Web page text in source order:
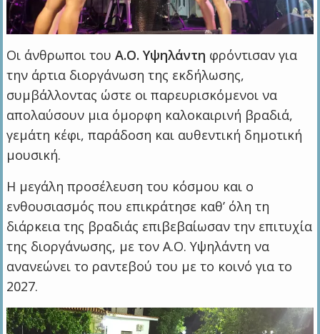
Οι άνθρωποι τουΑ.Ο. Υψηλάντη φρόντισαν για
την άρτια διοργάνωση της εκδήλωσης,
συμβάλλοντας ώστε οι παρευρισκόμενοι να
απολαύσουν μια όμορφη καλοκαιρινή βραδιά,
γεμάτη κέφι, παράδοση και αυθεντική δημοτική
μουσική.
Η μεγάλη προσέλευση του κόσμου και ο
ενθουσιασμός που επικράτησε καθ’ όλη τη
διάρκεια της βραδιάς επιβεβαίωσαν την επιτυχία
της διοργάνωσης, με τον Α.Ο. Υψηλάντη να
ανανεώνει το ραντεβού του με το κοινό για το
2027.